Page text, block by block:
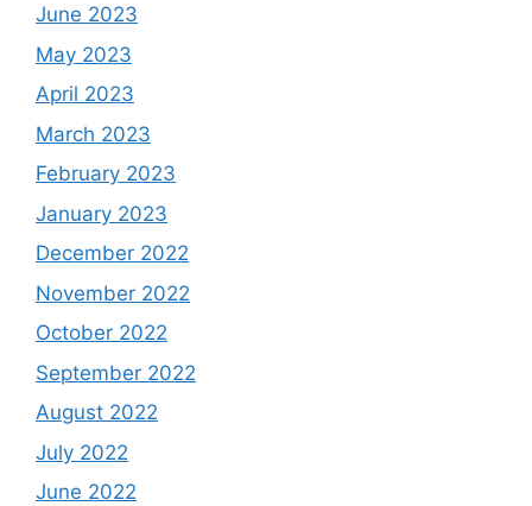
June 2023
May 2023
April 2023
March 2023
February 2023
January 2023
December 2022
November 2022
October 2022
September 2022
August 2022
July 2022
June 2022